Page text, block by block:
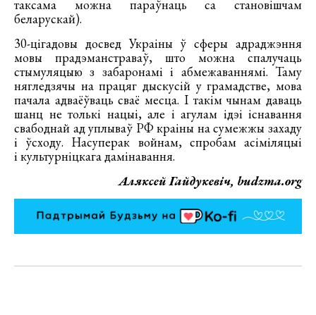
таксама можна параўнаць са становішчам
беларускай).
30-цігадовы досвед Украіны ў сферы адраджэння
мовы прадэманстраваў, што можна спалучаць
стымуляцыю з забаронамі і абмежаваннямі. Таму
нягледзячы на працяг дыскусій у грамадстве, мова
пачала адваёўваць сваё месца. І такім чынам даваць
шанц не толькі нацыі, але і агулам ідэі існавання
свабоднай ад уплываў РФ краіны на сумежжы захаду
і ўсходу. Насуперак войнам, спробам асіміляцыі
і культурніцкага дамінавання.
Аляксей Гайдукевіч, budzma.org